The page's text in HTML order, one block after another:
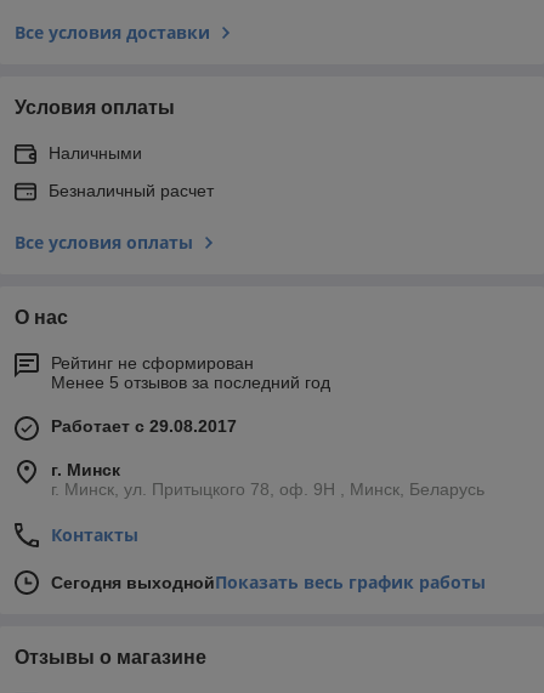
Все условия доставки
Условия оплаты
Наличными
Безналичный расчет
Все условия оплаты
О нас
Рейтинг не сформирован
Менее 5 отзывов за последний год
Работает с 29.08.2017
г. Минск
г. Минск, ул. Притыцкого 78, оф. 9Н , Минск, Беларусь
Контакты
Сегодня выходнойПоказать весь график работы
Отзывы о магазине